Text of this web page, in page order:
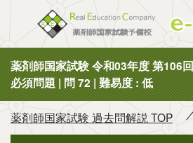
薬剤師国家試験 令和03年度 第106回
必須問題 | 問 72 | 難易度 : 低
薬剤師国家試験 過去問解説 TOP